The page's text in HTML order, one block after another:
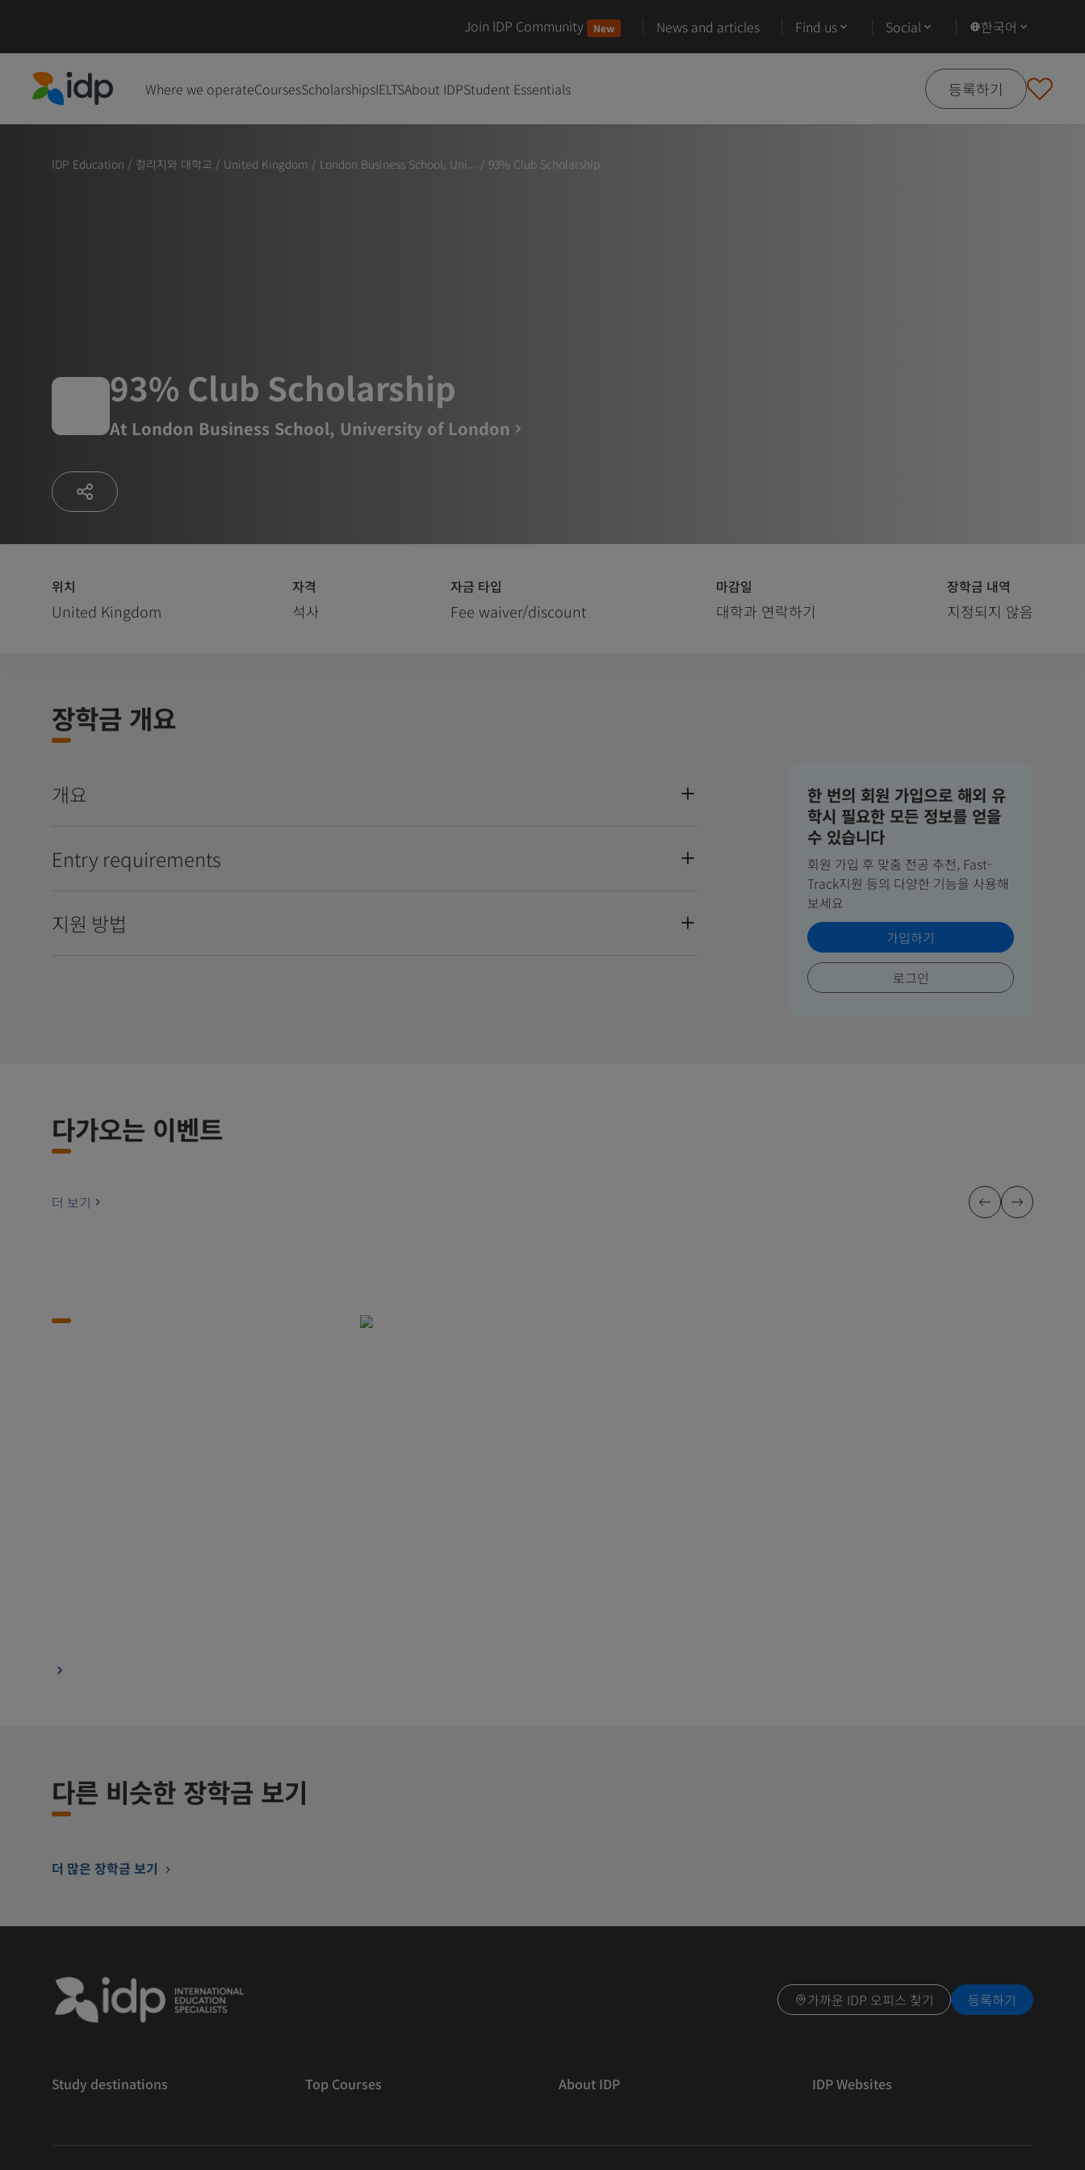
Join IDP Community New News and articles Find us Social 한국어
Where we operateCoursesScholarshipsIELTSAbout IDPStudent Essentials 등록하기
IDP Education / 컬리지와 대학교 / United Kingdom / London Business School, Uni... / 93% Club Scholarship
93% Club Scholarship
At London Business School, University of London
위치
United Kingdom
자격
석사
자금 타입
Fee waiver/discount
마감일
대학과 연락하기
장학금 내역
지정되지 않음
장학금 개요
개요
Entry requirements
지원 방법
한 번의 회원 가입으로 해외 유
학시 필요한 모든 정보를 얻을
수 있습니다
회원 가입 후 맞춤 전공 추천, Fast-
Track지원 등의 다양한 기능을 사용해
보세요
가입하기
로그인
다가오는 이벤트
더 보기
다른 비슷한 장학금 보기
더 많은 장학금 보기
가까운 IDP 오피스 찾기 등록하기
Study destinations Top Courses About IDP IDP Websites